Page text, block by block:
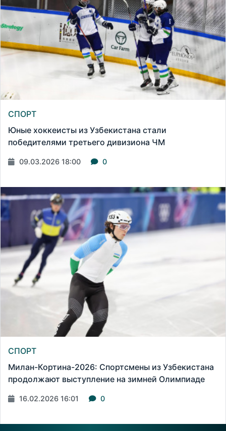
СПОРТ
Юные хоккеисты из Узбекистана стали
победителями третьего дивизиона ЧМ
09.03.2026 18:00 0
СПОРТ
Милан-Кортина-2026: Спортсмены из Узбекистана
продолжают выступление на зимней Олимпиаде
16.02.2026 16:01 0